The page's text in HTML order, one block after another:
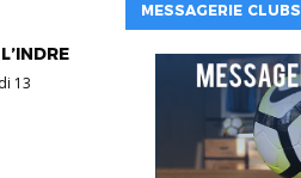
13
MESSAGERIE CLUBS